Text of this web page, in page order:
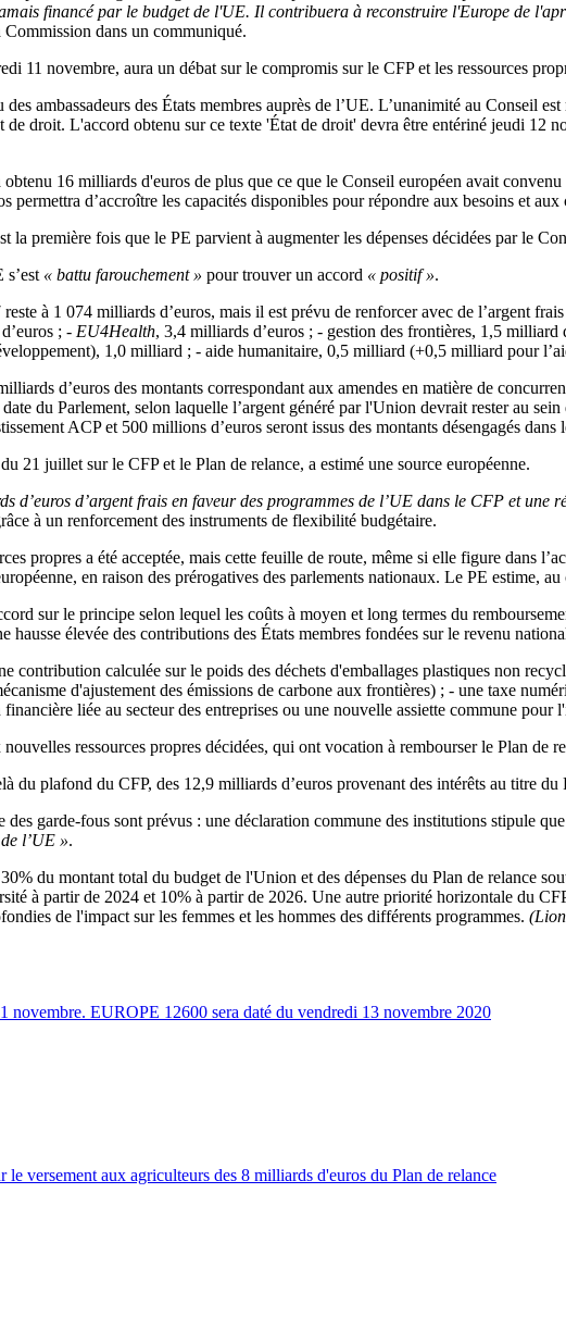
financé par le budget de l'UE. Il contribuera à reconstruire l'Europe de
Commission dans un communiqué.
11 novembre, aura un débat sur le compromis sur le CFP et les ressources
ambassadeurs des États membres auprès de l’UE. L’unanimité au Conseil
droit. L'accord obtenu sur ce texte 'État de droit' devra être entériné jeudi 12
obtenu 16 milliards d'euros de plus que ce que le Conseil européen avait
d’accroître les capacités disponibles pour répondre aux besoins et aux
première fois que le PE parvient à augmenter les dépenses décidées par le
« battu farouchement » pour trouver un accord « positif ».
à 1 074 milliards d’euros, mais il est prévu de renforcer avec de l’argent
; - EU4Health, 3,4 milliards d’euros ; - gestion des frontières, 1,5
1,0 milliard ; - aide humanitaire, 0,5 milliard (+0,5 milliard pour
d’euros des montants correspondant aux amendes en matière de
du Parlement, selon laquelle l’argent généré par l'Union devrait rester au
ACP et 500 millions d’euros seront issus des montants désengagés dans
21 juillet sur le CFP et le Plan de relance, a estimé une source européenne.
d’euros d’argent frais en faveur des programmes de l’UE dans le CFP et une
à un renforcement des instruments de flexibilité budgétaire.
propres a été acceptée, mais cette feuille de route, même si elle figure dans
en raison des prérogatives des parlements nationaux. Le PE estime,
sur le principe selon lequel les coûts à moyen et long termes du
hausse élevée des contributions des États membres fondées sur le revenu
calculée sur le poids des déchets d'emballages plastiques non
d'ajustement des émissions de carbone aux frontières) ; - une taxe
liée au secteur des entreprises ou une nouvelle assiette commune pour
ressources propres décidées, qui ont vocation à rembourser le Plan de
du plafond du CFP, des 12,9 milliards d’euros provenant des intérêts au titre du
garde-fous sont prévus : une déclaration commune des institutions stipule que
l’UE ».
du montant total du budget de l'Union et des dépenses du Plan de relance
à partir de 2024 et 10% à partir de 2026. Une autre priorité horizontale du
de l'impact sur les femmes et les hommes des différents programmes.
novembre. EUROPE 12600 sera daté du vendredi 13 novembre 2020
le versement aux agriculteurs des 8 milliards d'euros du Plan de relance